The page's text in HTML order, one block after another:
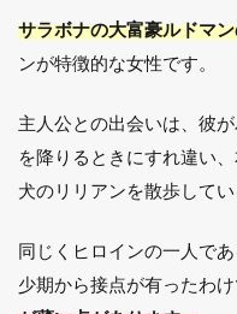
サラボナの大富豪ルドマ
ンが特徴的な女性です。
主人公との出会いは、彼
を降りるときにすれ違い
犬のリリアンを散歩して
同じくヒロインの一人で
少期から接点が有ったわけ